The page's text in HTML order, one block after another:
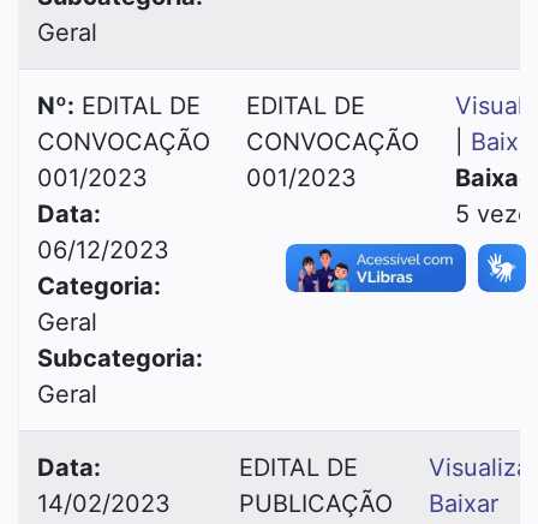
Geral
Nº: EDITAL DE
CONVOCAÇÃO
001/2023
Data:
06/12/2023
Categoria:
Geral
Subcategoria:
Geral
EDITAL DE
CONVOCAÇÃO
001/2023
5
Data:
14/02/2023
EDITAL DE
PUBLICAÇÃO
Baixar